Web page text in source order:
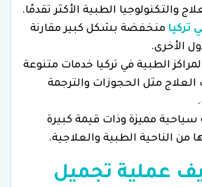
والتكنولوجيا الطبية الأكثر تقدمًا.
تركيا منخفضة بشكل كبير مقارنة
الأخرى.
الطبية في تركيا خدمات متنوعة
مثل الحجوزات والترجمة
سياحية مميزة وذات قيمة كبيرة
من الناحية الطبية والعلاجية.
عملية تجميل